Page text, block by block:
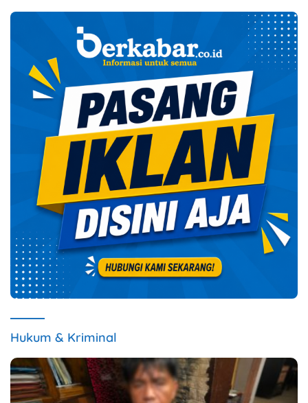
Hukum & Kriminal